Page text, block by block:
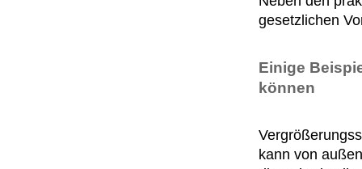
gesetzlichen
Einige
können
kann von